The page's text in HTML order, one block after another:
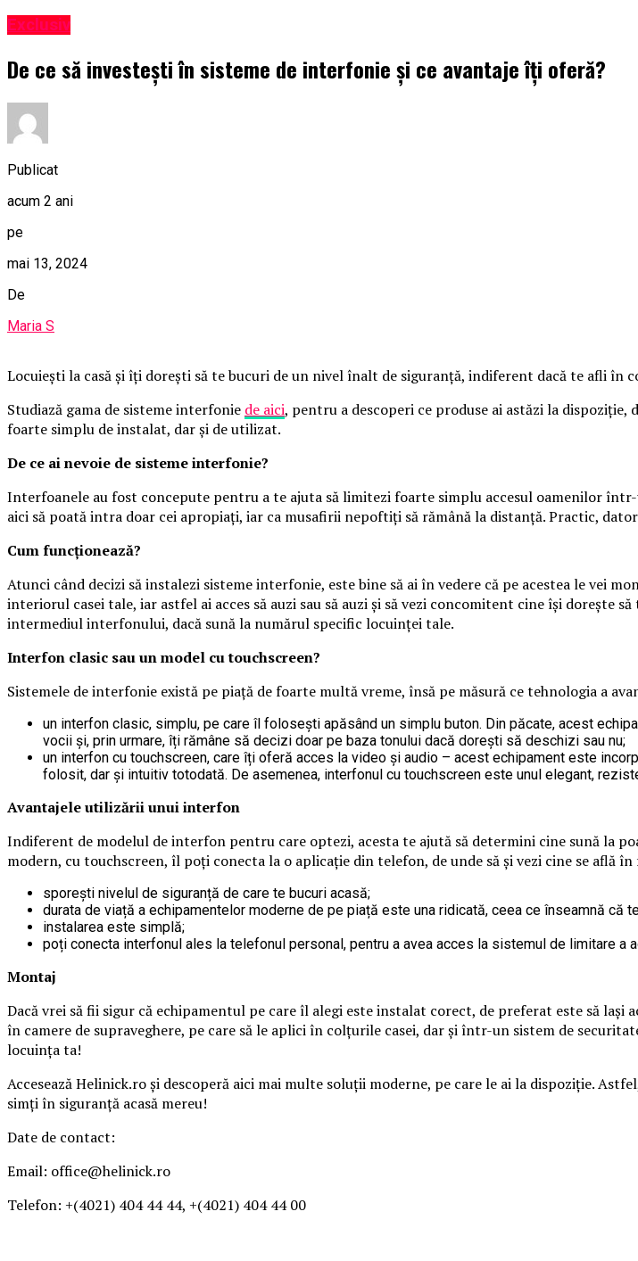
Exclusiv
De ce să investești în sisteme de interfonie și ce avantaje îți oferă?
Publicat
acum 2 ani
pe
mai 13, 2024
De
Maria S
Locuiești la casă și îți dorești să te bucuri de un nivel înalt de siguranță, indiferent dacă te afli în
Studiază gama de sisteme interfonie de aici, pentru a descoperi ce produse ai astăzi la
foarte simplu de instalat, dar și de utilizat.
De ce ai nevoie de sisteme interfonie?
Interfoanele au fost concepute pentru a te ajuta să limitezi foarte simplu accesul oamenilor
aici să poată intra doar cei apropiați, iar ca musafirii nepoftiți să rămână la distanță. Practic,
Cum funcționează?
Atunci când decizi să instalezi sisteme interfonie, este bine să ai în vedere că pe acestea le vei
interiorul casei tale, iar astfel ai acces să auzi sau să auzi și să vezi concomitent cine își dorește
intermediul interfonului, dacă sună la numărul specific locuinței tale.
Interfon clasic sau un model cu touchscreen?
Sistemele de interfonie există pe piață de foarte multă vreme, însă pe măsură ce tehnologia a
un interfon clasic, simplu, pe care îl folosești apăsând un simplu buton. Din păcate, acest
vocii și, prin urmare, îți rămâne să decizi doar pe baza tonului dacă dorești să deschizi sau nu;
un interfon cu touchscreen, care îți oferă acces la video și audio – acest echipament este
folosit, dar și intuitiv totodată. De asemenea, interfonul cu touchscreen este unul elegant,
Avantajele utilizării unui interfon
Indiferent de modelul de interfon pentru care optezi, acesta te ajută să determini cine sună la
modern, cu touchscreen, îl poți conecta la o aplicație din telefon, de unde să și vezi cine se află
sporești nivelul de siguranță de care te bucuri acasă;
durata de viață a echipamentelor moderne de pe piață este una ridicată, ceea ce înseamnă că
instalarea este simplă;
poți conecta interfonul ales la telefonul personal, pentru a avea acces la sistemul de limitare a
Montaj
Dacă vrei să fii sigur că echipamentul pe care îl alegi este instalat corect, de preferat este să
în camere de supraveghere, pe care să le aplici în colțurile casei, dar și într-un sistem de
locuința ta!
Accesează Helinick.ro și descoperă aici mai multe soluții moderne, pe care le ai la dispoziție.
simți în siguranță acasă mereu!
Date de contact:
Email: office@helinick.ro
Telefon: +(4021) 404 44 44, +(4021) 404 44 00